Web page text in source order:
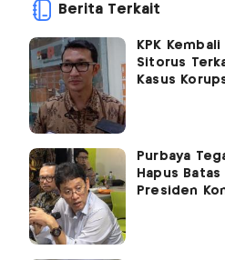
Berita Terkait
KPK
Sitorus
Kasus
Purbaya
Hapus
Presiden